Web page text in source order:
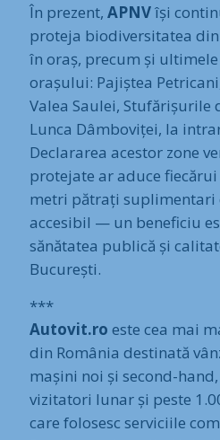
În prezent, APNVîși
proteja biodiversitatea
în oraș, precum și
orașului: Pajiștea
Valea Saulei, Stufărișurile
Lunca Dâmboviței, la
Declararea acestor zone
protejate ar aduce
metri pătrați suplimentari
accesibil — un beneficiu
sănătatea publică și
București.
***
Autovit.ro este cea mai
din România destinată
mașini noi și second-
vizitatori lunar și peste
care folosesc serviciile